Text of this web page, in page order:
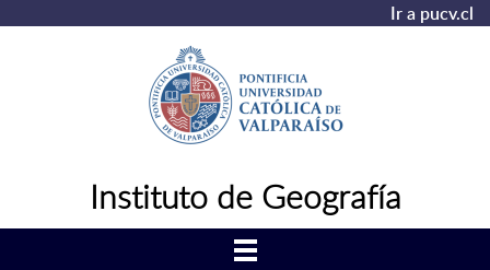
Ir a pucv.cl
Instituto de Geografía